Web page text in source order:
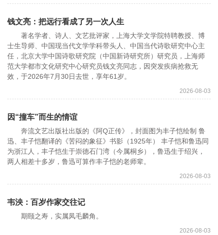
钱文亮：把远行看成了另一次人生
著名学者、诗人、文艺批评家，上海大学文学院特聘教授、博
士生导师、中国现当代文学学科带头人、中国当代诗歌研究中心主
任，北京大学中国诗歌研究院（中国新诗研究所）研究员，上海师
范大学都市文化研究中心研究员钱文亮同志，因突发疾病抢救无
效，于2026年7月30日去世，享年61岁。
2026-08-03
因“撞车”而生的情谊
奔流文艺出版社出版的《阿Q正传》，封面图为丰子恺绘制 鲁
迅、丰子恺翻译的《苦闷的象征》书影（1925年） 丰子恺和鲁迅同
为浙江人，丰子恺生于崇德石门湾（今属桐乡），鲁迅生于绍兴，
两人相差十多岁，鲁迅可算作丰子恺的老师辈。
2026-08-03
韦泱：百岁作家交往记
期颐之寿，实属凤毛麟角。
2026-08-03